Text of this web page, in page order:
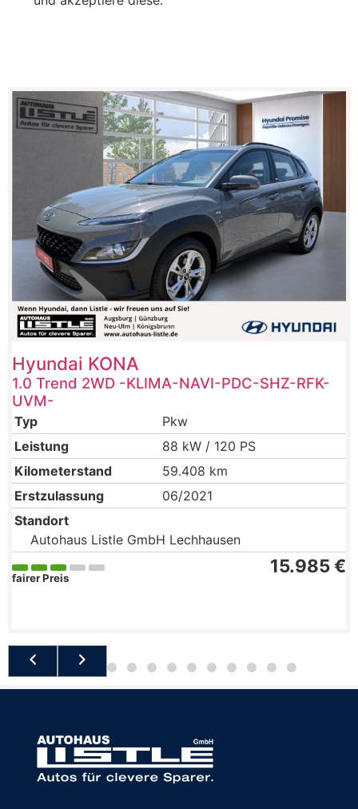
Hyundai KONA
1.0 Trend 2WD -KLIMA-NAVI-PDC-SHZ-RFK-
UVM-
Typ
Pkw
Leistung
88 kW / 120 PS
Kilometerstand
59.408 km
Erstzulassung
06/2021
Standort
Autohaus Listle GmbH Lechhausen
15.985 €
fairer Preis